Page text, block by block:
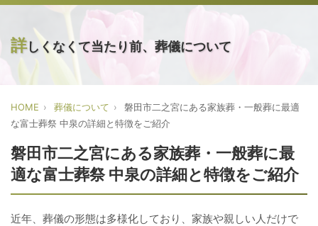
詳しくなくて当たり前、葬儀について
HOME 葬儀について
磐田市二之宮にある家族葬・一般葬に最適
な富士葬祭 中泉の詳細と特徴をご紹介
磐田市二之宮にある家族葬・一般葬に最
適な富士葬祭 中泉の詳細と特徴をご紹介
近年、葬儀の形態は多様化しており、家族や親しい人だけで